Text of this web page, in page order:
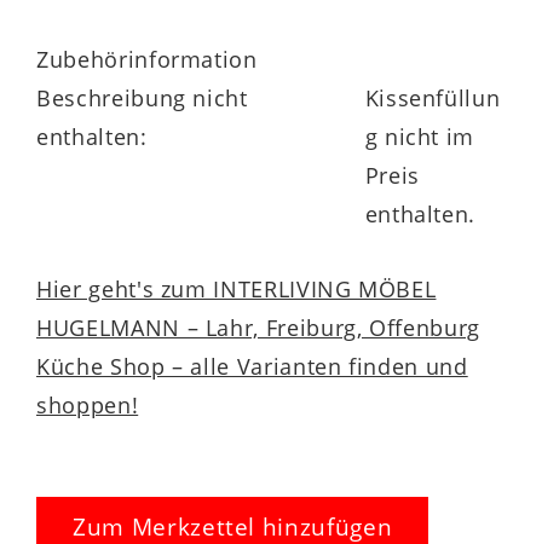
Zubehörinformation
Beschreibung nicht
enthalten:
Kissenfüllun
g nicht im
Preis
Hier geht's zum INTERLIVING MÖBEL
HUGELMANN – Lahr, Freiburg, Offenburg
Küche Shop – alle Varianten finden und
shoppen!
Zum Merkzettel hinzufügen